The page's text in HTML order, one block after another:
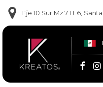
Eje 10 Sur Mz 7 Lt 6,